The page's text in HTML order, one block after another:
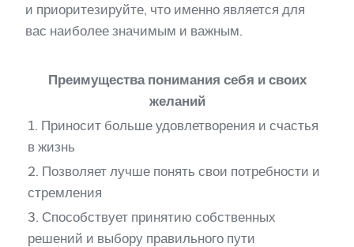
и приоритезируйте, что именно является для
вас наиболее значимым и важным.
Преимущества понимания себя и своих
желаний
1. Приносит больше удовлетворения и счастья
в жизнь
2. Позволяет лучше понять свои потребности и
стремления
3. Способствует принятию собственных
решений и выбору правильного пути